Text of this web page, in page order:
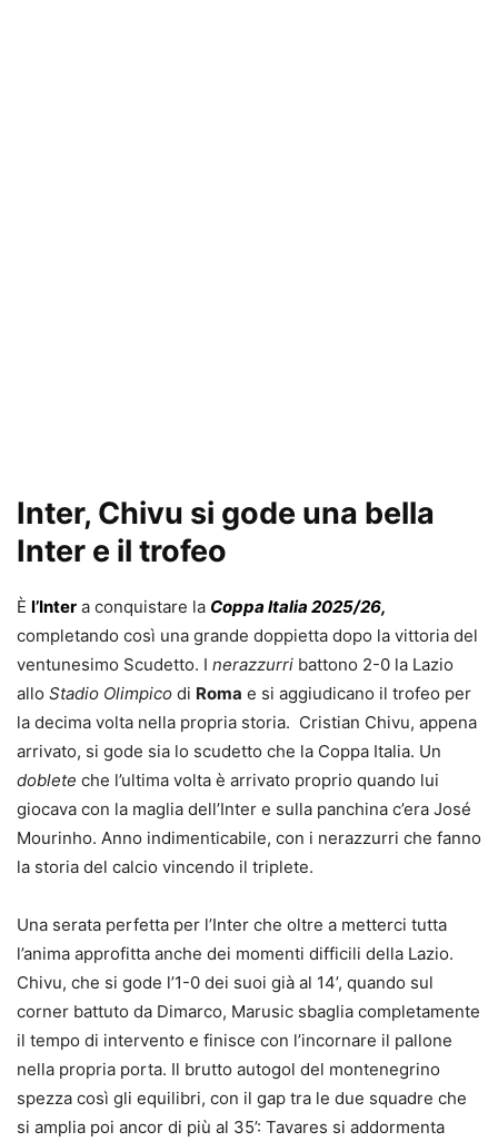
Inter, Chivu si gode una bella
Inter e il trofeo
È l’Inter a conquistare la Coppa Italia 2025/26,
completando così una grande doppietta dopo la vittoria del
ventunesimo Scudetto. I nerazzurri battono 2-0 la Lazio
allo Stadio Olimpico di Roma e si aggiudicano il trofeo per
la decima volta nella propria storia. Cristian Chivu, appena
arrivato, si gode sia lo scudetto che la Coppa Italia. Un
doblete che l’ultima volta è arrivato proprio quando lui
giocava con la maglia dell’Inter e sulla panchina c’era José
Mourinho. Anno indimenticabile, con i nerazzurri che fanno
la storia del calcio vincendo il triplete.
Una serata perfetta per l’Inter che oltre a metterci tutta
l’anima approfitta anche dei momenti difficili della Lazio.
Chivu, che si gode l’1-0 dei suoi già al 14’, quando sul
corner battuto da Dimarco, Marusic sbaglia completamente
il tempo di intervento e finisce con l’incornare il pallone
nella propria porta. Il brutto autogol del montenegrino
spezza così gli equilibri, con il gap tra le due squadre che
si amplia poi ancor di più al 35’: Tavares si addormenta